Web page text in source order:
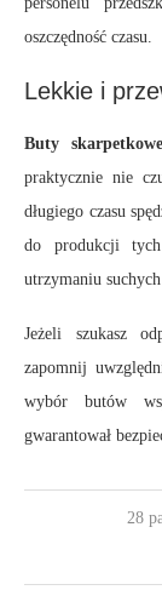
oszczędność czasu.
Lekkie i
Buty
praktycznie nie
długiego czasu
do produkcji
utrzymaniu
Jeżeli szukasz
zapomnij
wybór butów
gwarantował
28